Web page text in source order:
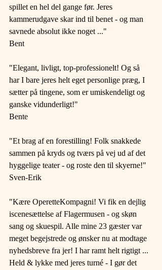
spillet en hel del gange før. Jeres
kammerudgave skar ind til benet - og man
savnede absolut ikke noget ..."
Bent
"Elegant, livligt, top-professionelt! Og så
har I bare jeres helt eget personlige præg, I
sætter på tingene, som er umiskendeligt og
ganske vidunderligt!"
Bente
"Et brag af en forestilling! Folk snakkede
sammen på kryds og tværs på vej ud af det
hyggelige teater - og roste den til skyerne!"
Sven-Erik
"Kære OperetteKompagni! Vi fik en dejlig
iscenesættelse af Flagermusen - og skøn
sang og skuespil. Alle mine 23 gæster var
meget begejstrede og ønsker nu at modtage
nyhedsbreve fra jer! I har ramt helt rigtigt ...
Held & lykke med jeres turné - I gør det